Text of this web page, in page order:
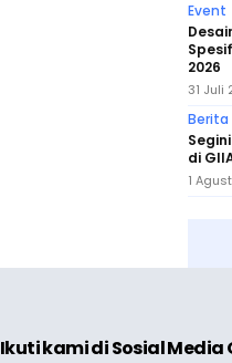
Event
2026
31 Juli
Berita
di
1
Ikuti kami di Sosial Media